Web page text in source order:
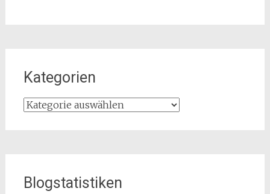
Kategorien
Kategorien
Blogstatistiken